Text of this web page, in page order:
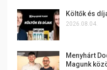
Költők és
2026.08.04.
Menyhárt
Magunk